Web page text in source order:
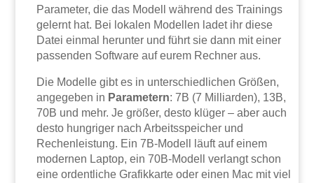
Parameter, die das Modell während des Trainings
gelernt hat. Bei lokalen Modellen ladet ihr diese
Datei einmal herunter und führt sie dann mit einer
passenden Software auf eurem Rechner aus.
Die Modelle gibt es in unterschiedlichen Größen,
angegeben in Parametern: 7B (7 Milliarden), 13B,
70B und mehr. Je größer, desto klüger – aber auch
desto hungriger nach Arbeitsspeicher und
Rechenleistung. Ein 7B-Modell läuft auf einem
modernen Laptop, ein 70B-Modell verlangt schon
eine ordentliche Grafikkarte oder einen Mac mit viel